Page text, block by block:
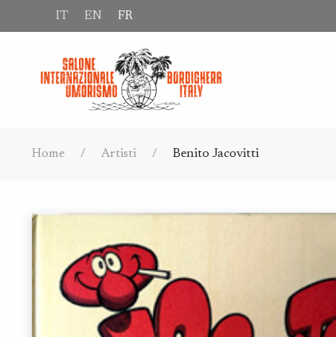
IT EN FR
Home Artisti Benito Jacovitti